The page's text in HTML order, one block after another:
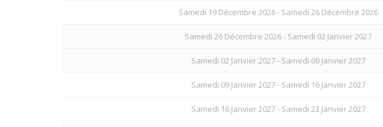
Samedi 19 Décembre 2026 - Samedi 26 Décembre 2026
Samedi 26 Décembre 2026 - Samedi 02 Janvier 2027
Samedi 02 Janvier 2027 - Samedi 09 Janvier 2027
Samedi 09 Janvier 2027 - Samedi 16 Janvier 2027
Samedi 16 Janvier 2027 - Samedi 23 Janvier 2027